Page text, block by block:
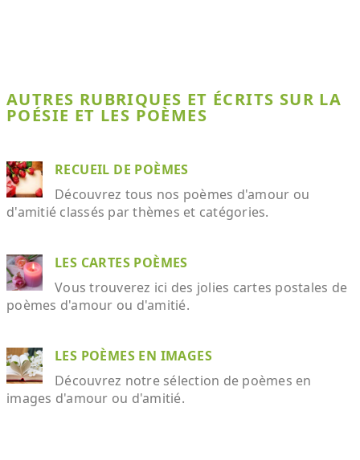
AUTRES RUBRIQUES ET ÉCRITS SUR LA
POÉSIE ET LES POÈMES
RECUEIL DE POÈMES
Découvrez tous nos poèmes d'amour ou
d'amitié classés par thèmes et catégories.
LES CARTES POÈMES
Vous trouverez ici des jolies cartes postales de
poèmes d'amour ou d'amitié.
LES POÈMES EN IMAGES
Découvrez notre sélection de poèmes en
images d'amour ou d'amitié.